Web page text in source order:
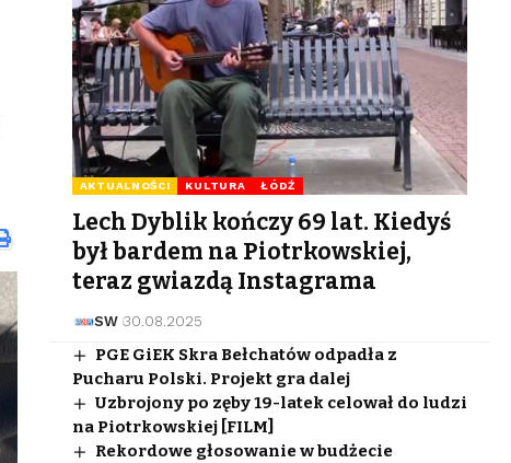
AKTUALNOŚCI KULTURA ŁÓDŹ
Lech Dyblik kończy 69 lat. Kiedyś
był bardem na Piotrkowskiej,
teraz gwiazdą Instagrama
SW 30.08.2025
PGE GiEK Skra Bełchatów odpadła z
Pucharu Polski. Projekt gra dalej
Uzbrojony po zęby 19-latek celował do ludzi
na Piotrkowskiej [FILM]
Rekordowe głosowanie w budżecie